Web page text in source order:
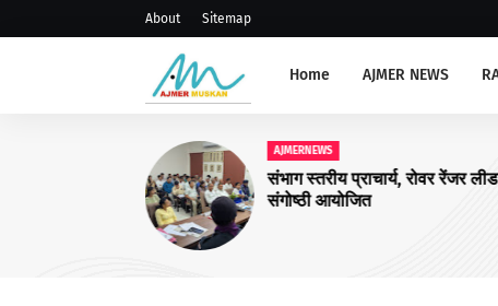
About Sitemap
Home AJMER NEWS
AJMERNEWS
संभाग स्तरीय प्राचार्य, रोवर रेंजर
संगोष्ठी आयोजित